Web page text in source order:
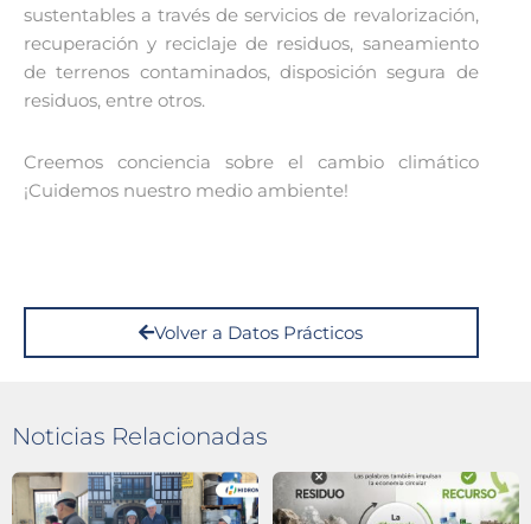
sustentables a través de servicios de revalorización,
recuperación y reciclaje de residuos, saneamiento
de terrenos contaminados, disposición segura de
residuos, entre otros.
Creemos conciencia sobre el cambio climático
¡Cuidemos nuestro medio ambiente!
Volver a Datos Prácticos
Noticias Relacionadas